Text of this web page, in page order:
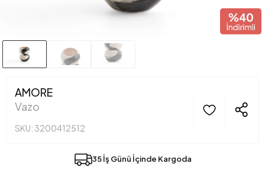
AMORE
Vazo
SKU: 3200412512
35 İş Günü İçinde Kargoda